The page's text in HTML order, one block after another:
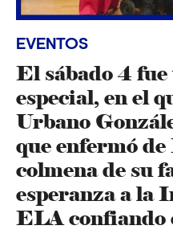
EVENTOS
El sábado 4
especial, en el
Urbano
que enfermó de
colmena de su
esperanza a la
ELA